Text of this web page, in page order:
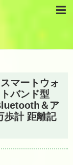
マートウォ
バンド型
＆ア
歩計 距離記